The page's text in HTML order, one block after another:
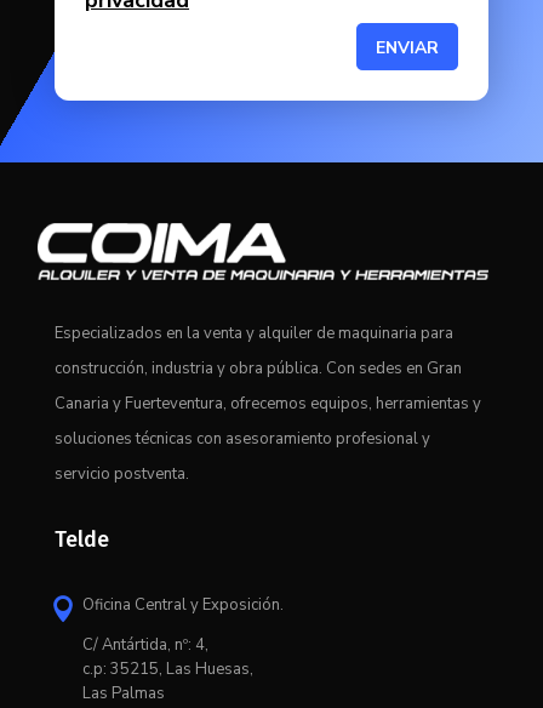
ENVIAR
Especializados en la venta y alquiler de maquinaria para
construcción, industria y obra pública. Con sedes en Gran
Canaria y Fuerteventura, ofrecemos equipos, herramientas y
soluciones técnicas con asesoramiento profesional y
servicio postventa.
Telde
 Oficina Central y Exposición.
C/ Antártida, nº: 4,
c.p: 35215, Las Huesas,
Las Palmas